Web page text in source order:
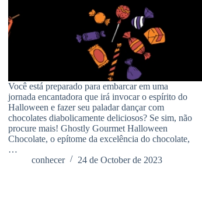
Você está preparado para embarcar em uma
jornada encantadora que irá invocar o espírito do
Halloween e fazer seu paladar dançar com
chocolates diabolicamente deliciosos? Se sim, não
procure mais! Ghostly Gourmet Halloween
Chocolate, o epítome da excelência do chocolate,
…
conhecer
24 de October de 2023